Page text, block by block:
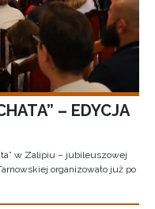
– EDYCJA
w Zalipiu – jubileuszowej
organizowało już po